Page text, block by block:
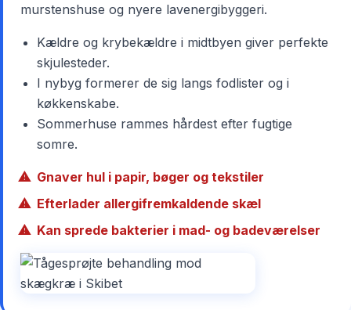
murstenshuse og nyere lavenergibyggeri.
Kældre og krybekældre i midtbyen giver perfekte
skjulesteder.
I nybyg formerer de sig langs fodlister og i
køkkenskabe.
Sommerhuse rammes hårdest efter fugtige
somre.
Gnaver hul i papir, bøger og tekstiler
Efterlader allergifremkaldende skæl
Kan sprede bakterier i mad- og badeværelser